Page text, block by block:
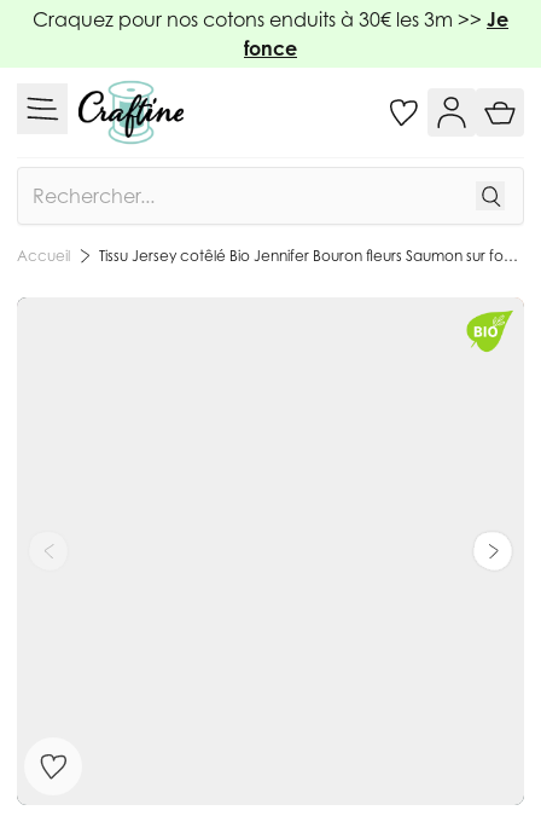
Allez au contenu
Craquez pour nos cotons enduits à 30€ les 3m >> Je
fonce
Accueil Tissu Jersey cotêlé Bio Jennifer Bouron fleurs Saumon sur fond Vert foncé - Par 10 cm